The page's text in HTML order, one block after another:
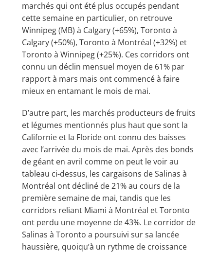
marchés qui ont été plus occupés pendant
cette semaine en particulier, on retrouve
Winnipeg (MB) à Calgary (+65%), Toronto à
Calgary (+50%), Toronto à Montréal (+32%) et
Toronto à Winnipeg (+25%). Ces corridors ont
connu un déclin mensuel moyen de 61% par
rapport à mars mais ont commencé à faire
mieux en entamant le mois de mai.
D’autre part, les marchés producteurs de fruits
et légumes mentionnés plus haut que sont la
Californie et la Floride ont connu des baisses
avec l’arrivée du mois de mai. Après des bonds
de géant en avril comme on peut le voir au
tableau ci-dessus, les cargaisons de Salinas à
Montréal ont décliné de 21% au cours de la
première semaine de mai, tandis que les
corridors reliant Miami à Montréal et Toronto
ont perdu une moyenne de 43%. Le corridor de
Salinas à Toronto a poursuivi sur sa lancée
haussière, quoiqu’à un rythme de croissance